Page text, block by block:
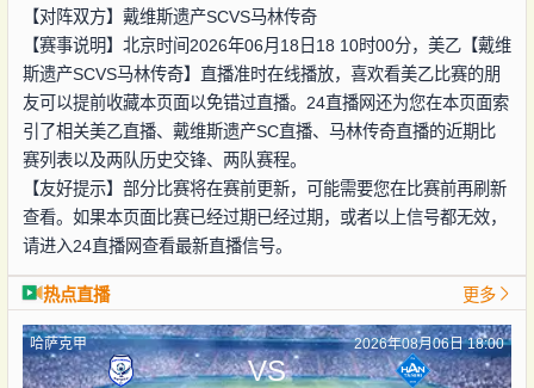
【对阵双方】 戴维斯遗产SCVS马林传奇
【赛事说明】北京时间2026年06月18日18 10时00分，美乙【戴维
斯遗产SCVS马林传奇】直播准时在线播放，喜欢看美乙比赛的朋
友可以提前收藏本页面以免错过直播。24直播网还为您在本页面索
引了相关美乙直播、戴维斯遗产SC直播、马林传奇直播的近期比
赛列表以及两队历史交锋、两队赛程。
【友好提示】部分比赛将在赛前更新，可能需要您在比赛前再刷新
查看。如果本页面比赛已经过期已经过期，或者以上信号都无效，
请进入24直播网查看最新直播信号。
热点直播 更多
哈萨克甲 2026年08月06日 18:00
VS